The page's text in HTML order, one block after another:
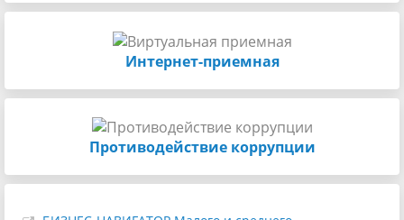
Интернет-приемная
Противодействие коррупции